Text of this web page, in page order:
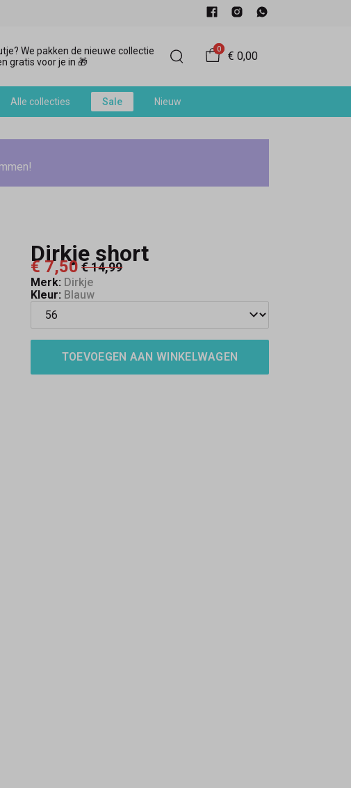
We pakken de nieuwe collectie
gratis voor je in 🎁
0
€ 0,00
Alle collecties Sale Nieuw
Dirkje short
€ 7,50 € 14,99
Merk: Dirkje
Kleur: Blauw
TOEVOEGEN AAN WINKELWAGEN